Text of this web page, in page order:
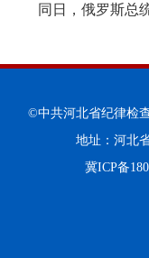
同日，俄罗斯总
©中共河北省纪律
地址：河北
冀ICP备